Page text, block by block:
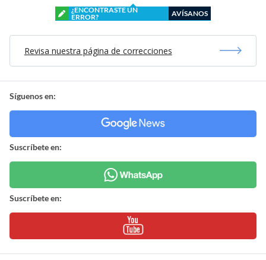
¿ENCONTRASTE UN
ERROR?
AVÍSANOS
Revisa nuestra página de correcciones
Síguenos en:
Suscríbete en:
Suscríbete en: